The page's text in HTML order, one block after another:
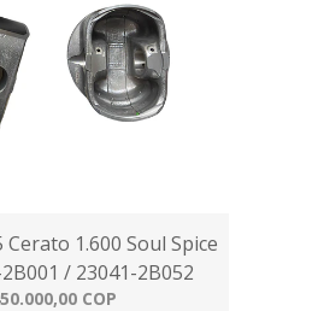
1.600 Soul Spice
/ 23041-2B052
COP